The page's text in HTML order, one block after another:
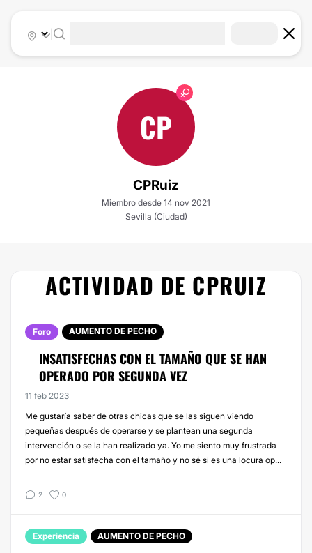
|
CP
CPRuiz
Miembro desde 14 nov 2021
Sevilla (Ciudad)
ACTIVIDAD DE CPRUIZ
Foro AUMENTO DE PECHO
INSATISFECHAS CON EL TAMAÑO QUE SE HAN
OPERADO POR SEGUNDA VEZ
11 feb 2023
Me gustaría saber de otras chicas que se las siguen viendo
pequeñas después de operarse y se plantean una segunda
intervención o se la han realizado ya. Yo me siento muy frustrada
por no estar satisfecha con el tamaño y no sé si es una locura op...
2 0
Experiencia AUMENTO DE PECHO